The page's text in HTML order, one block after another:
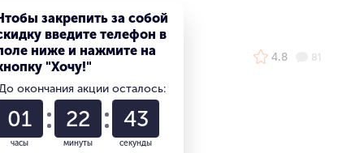
пульта)
4.8 81
закрепить за собой
введите телефон в
ниже и нажмите на
"Хочу!"
окончания акции осталось:
01
часы
22
минуты
42
секунды